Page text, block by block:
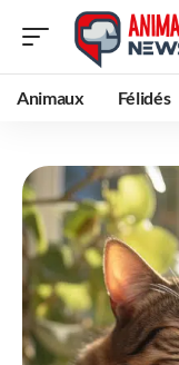
Animaux Félidés